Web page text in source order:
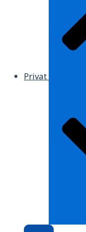
Privat